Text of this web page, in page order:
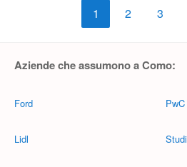
1 2 3
Aziende che assumono a Como:
Ford
Lidl
PwC